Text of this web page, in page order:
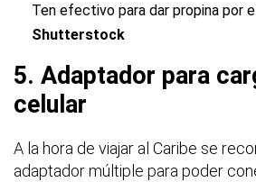
Ten efectivo para dar propina por
Shutterstock
5. Adaptador para
celular
A la hora de viajar al Caribe se
adaptador múltiple para poder